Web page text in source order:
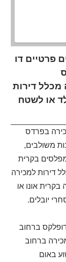
פרטיים דו
מכלל דירות
או לשטח
בפרדס
משולבים,
בקרית
דירות למכירה
אונו או
יובלים.
ברחוב
ברחוב
באום